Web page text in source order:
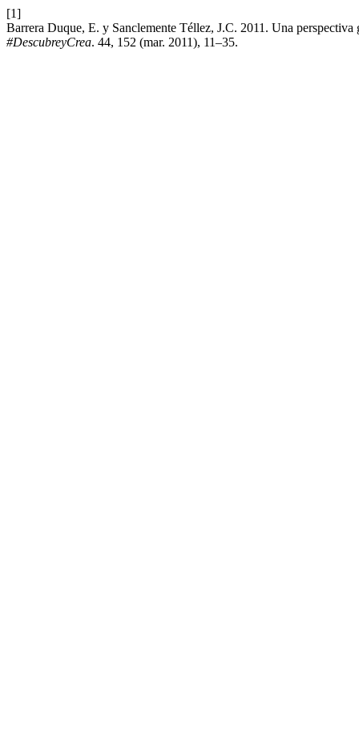
[1]
Barrera Duque, E. y Sanclemente Téllez, J.C. 2011. Una
#DescubreyCrea. 44, 152 (mar. 2011), 11–35.